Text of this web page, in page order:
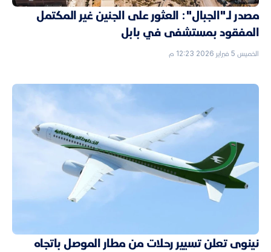
مصدر لـ"الجبال": العثور على الجنين غير المكتمل
المفقود بمستشفى في بابل
الخميس 5 فبراير 2026 12:23 م
نينوى تعلن تسيير رحلات من مطار الموصل باتجاه